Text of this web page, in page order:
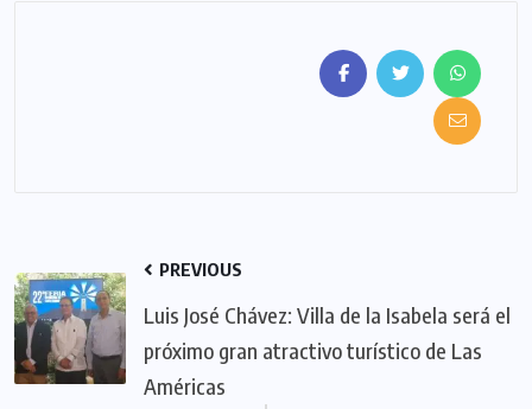
PREVIOUS
Luis José Chávez: Villa de la Isabela será el
próximo gran atractivo turístico de Las
Américas